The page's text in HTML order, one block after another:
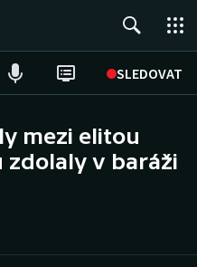
SLEDOVAT
mezi elitou
zdolaly v baráži